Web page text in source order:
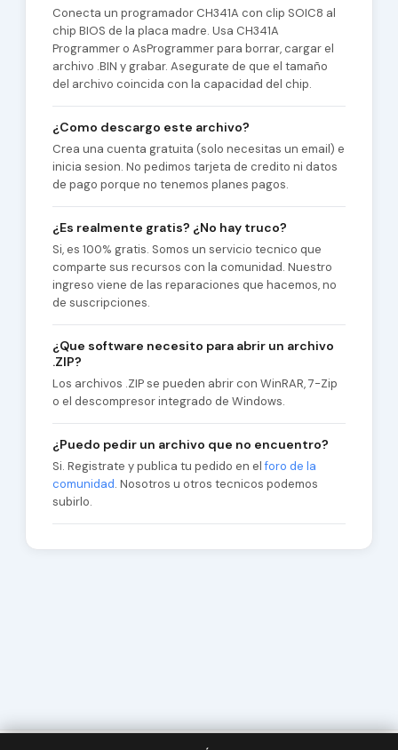
Conecta un programador CH341A con clip SOIC8 al
chip BIOS de la placa madre. Usa CH341A
Programmer o AsProgrammer para borrar, cargar el
archivo .BIN y grabar. Asegurate de que el tamaño
del archivo coincida con la capacidad del chip.
¿Como descargo este archivo?
Crea una cuenta gratuita (solo necesitas un email) e
inicia sesion. No pedimos tarjeta de credito ni datos
de pago porque no tenemos planes pagos.
¿Es realmente gratis? ¿No hay truco?
Si, es 100% gratis. Somos un servicio tecnico que
comparte sus recursos con la comunidad. Nuestro
ingreso viene de las reparaciones que hacemos, no
de suscripciones.
¿Que software necesito para abrir un archivo
.ZIP?
Los archivos .ZIP se pueden abrir con WinRAR, 7-Zip
o el descompresor integrado de Windows.
¿Puedo pedir un archivo que no encuentro?
Si. Registrate y publica tu pedido en elforo de la
comunidad. Nosotros u otros tecnicos podemos
subirlo.